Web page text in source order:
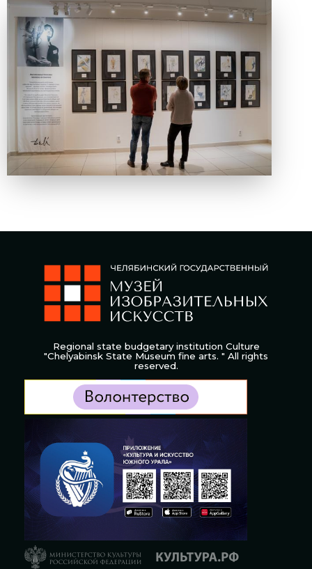
Regional state budgetary institution Culture
"Chelyabinsk State Museum fine arts. " All rights
reserved.